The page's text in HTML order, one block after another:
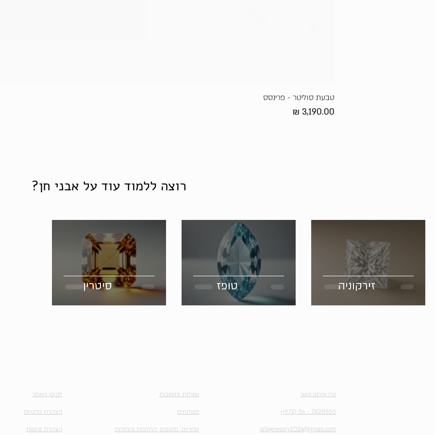
טבעת סוליטר - פרינסס
מחיר
רוצה ללמוד עוד על אבני חן?
זירקוניה טופז סיטרין
תקנון האתר
הצהרת פרטיות
הצהרת נגישות
שאלות ותשובות
משלוחים
אחריות, תיקונים, החלפות והחזרות
צרו איתנו קשר
(+972) 54 - 7828550
ariajewelry2024@gmail.com